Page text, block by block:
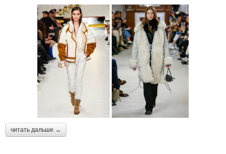
читать дальше →